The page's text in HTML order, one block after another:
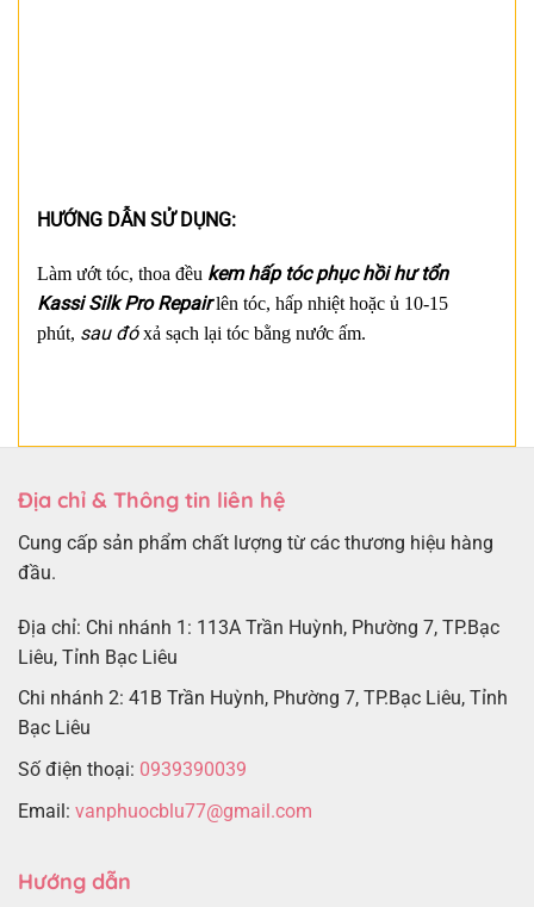
HƯỚNG DẪN SỬ DỤNG:
Làm ướt tóc, thoa đều kem hấp tóc phục hồi hư tổn
Kassi Silk Pro Repairlên tóc, hấp nhiệt hoặc ủ 10-15
phút, sau đóxả sạch lại tóc bằng nước ấm.
Địa chỉ & Thông tin liên hệ
Cung cấp sản phẩm chất lượng từ các thương hiệu hàng
đầu.
Địa chỉ: Chi nhánh 1: 113A Trần Huỳnh, Phường 7, TP.Bạc
Liêu, Tỉnh Bạc Liêu
Chi nhánh 2: 41B Trần Huỳnh, Phường 7, TP.Bạc Liêu, Tỉnh
Bạc Liêu
Số điện thoại: 0939390039
Email: vanphuocblu77@gmail.com
Hướng dẫn